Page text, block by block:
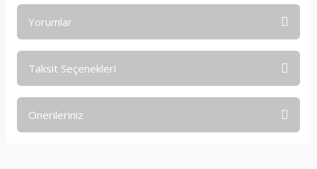
Yorumlar
Taksit Seçenekleri
Önerileriniz